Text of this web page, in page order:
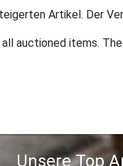
Artikel. Der
auctioned items.
Unsere Top